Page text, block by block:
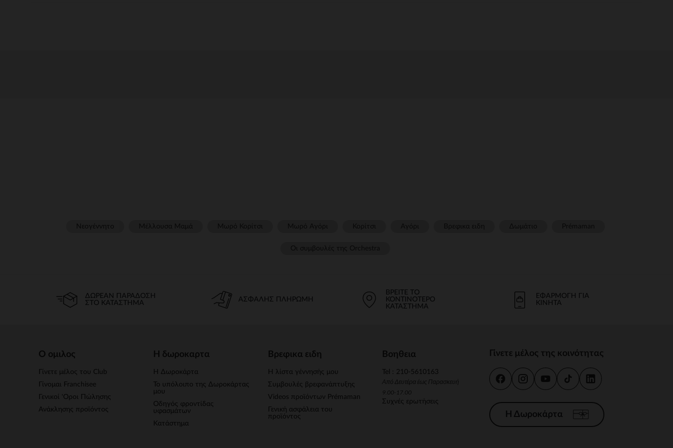
ΔΩΡΕΆΝ ΠΑΡΆΔΟΣΗ
ΣΤΟ ΚΑΤΆΣΤΗΜΑ
ΑΣΦΑΛΉΣ ΠΛΗΡΩΜΉ
ΒΡΕΊΤΕ ΤΟ
ΚΟΝΤΙΝΌΤΕΡΟ
ΚΑΤΆΣΤΗΜΑ
ΕΦΑΡΜΟΓΉ ΓΙΑ
ΚΙΝΗΤΆ
Ο ομιλος
Γίνετε μέλος του Club
Γίνομαι Franchisee
Γενικοί 'Οροι Πώλησης
Ανάκλησης προϊόντος
Η δωροκαρτα
Η Δωροκάρτα
Το υπόλοιπο της Δωροκάρτας
μου
Οδηγός φροντίδας
υφασμάτων
Κατάστημα
Βρεφικα ειδη
Η λίστα γέννησής μου
Συμβουλές βρεφανάπτυξης
Videos προϊόντων Prémaman
Γενική ασφάλεια του
προϊόντος
Βοηθεια
Tel : 210-5610163
Από Δευτέρα έως Παρασκευή
9.00-17.00
Συχνές ερωτήσεις
Γίνετε μέλος της κοινότητας
Η Δωροκάρτα